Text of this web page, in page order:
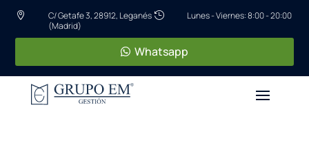

C/ Getafe 3, 28912, Leganés
(Madrid)
 Lunes - Viernes: 8:00 - 20:00
Whatsapp